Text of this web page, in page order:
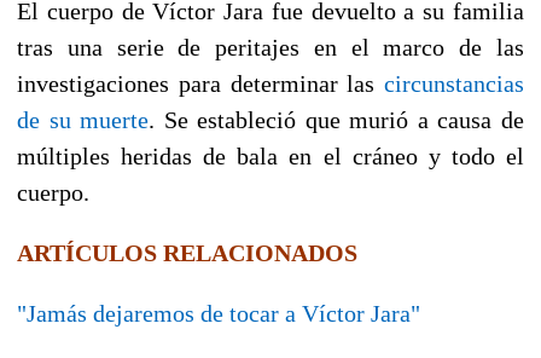
El cuerpo de Víctor Jara fue devuelto a su familia
tras una serie de peritajes en el marco de las
investigaciones para determinar las circunstancias
de su muerte. Se estableció que murió a causa de
múltiples heridas de bala en el cráneo y todo el
cuerpo.
ARTÍCULOS RELACIONADOS
"Jamás dejaremos de tocar a Víctor Jara"